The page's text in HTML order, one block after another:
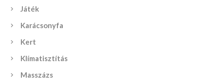
Játék
Karácsonyfa
Kert
Klímatisztítás
Masszázs